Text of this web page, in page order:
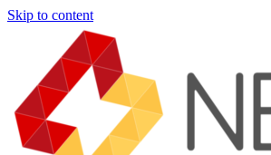
Skip to content